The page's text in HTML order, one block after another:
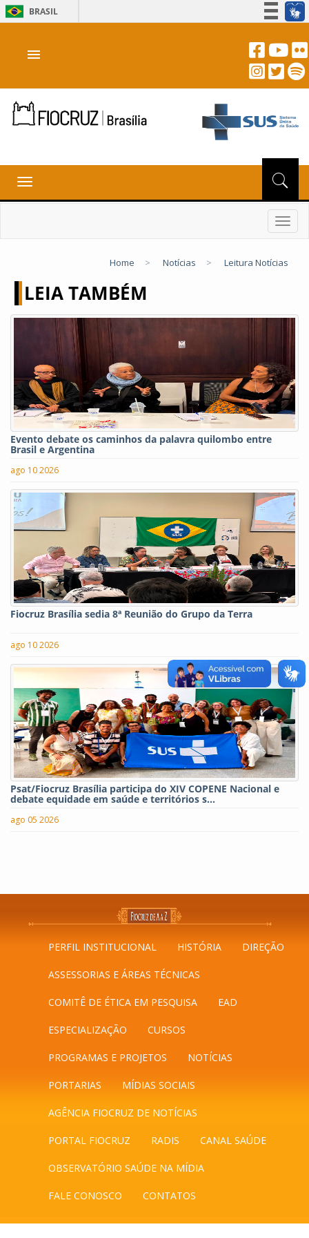
BRASIL
Acesso à informação
Canais
menu
Toggle
navigation
Home > Notícias > Leitura Notícias
LEIA TAMBÉM
Evento debate os caminhos da palavra quilombo entre
Brasil e Argentina
ago 10 2026
Fiocruz Brasília sedia 8ª Reunião do Grupo da Terra
ago 10 2026
Psat/Fiocruz Brasília participa do XIV COPENE Nacional e
debate equidade em saúde e territórios s...
ago 05 2026
PERFIL INSTITUCIONAL HISTÓRIA DIREÇÃO
ASSESSORIAS E ÁREAS TÉCNICAS
COMITÊ DE ÉTICA EM PESQUISA EAD
ESPECIALIZAÇÃO CURSOS
PROGRAMAS E PROJETOS NOTÍCIAS
PORTARIAS MÍDIAS SOCIAIS
AGÊNCIA FIOCRUZ DE NOTÍCIAS
PORTAL FIOCRUZ RADIS CANAL SAÚDE
OBSERVATÓRIO SAÚDE NA MÍDIA
FALE CONOSCO CONTATOS